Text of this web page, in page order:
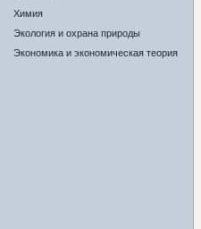
Химия
Экология и охрана природы
Экономика и экономическая теория